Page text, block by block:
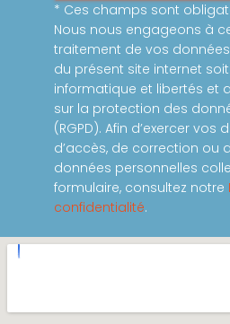
* Ces champs sont
Nous nous engageons à
traitement de vos
du présent site internet
informatique et libertés et
sur la protection des
(RGPD). Afin d’exercer
d’accès, de correction ou
données personnelles
formulaire, consultez notre
confidentialité.